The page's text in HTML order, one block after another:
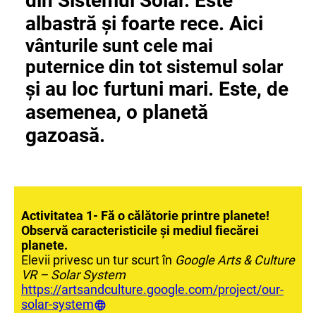
albastră și foarte rece. Aici
vânturile sunt cele mai
puternice din tot sistemul solar
și au loc furtuni mari. Este, de
asemenea, o planetă
gazoasă.
Activitatea 1- Fă o călătorie printre planete!
Observă caracteristicile și mediul fiecărei
planete.
Elevii privesc un tur scurt în Google Arts & Culture
VR – Solar System
https://artsandculture.google.com/project/our-
solar-system